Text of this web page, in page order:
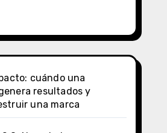
cuándo una
resultados y
una marca